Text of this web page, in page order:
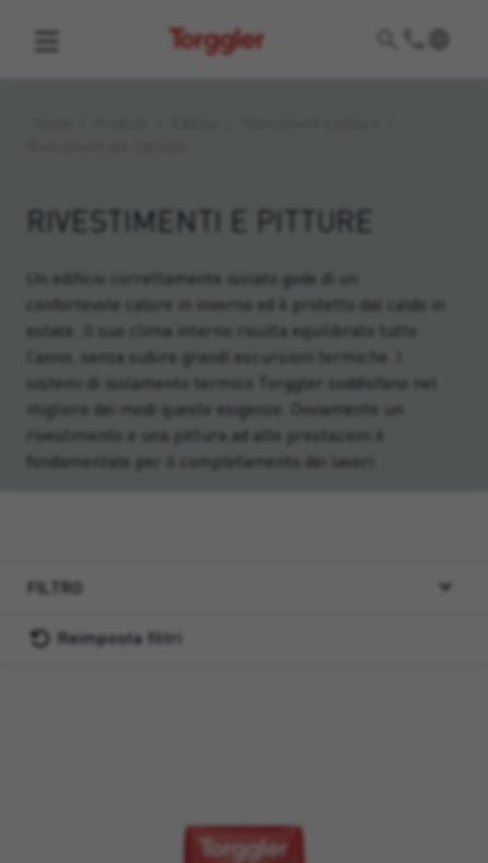
Torggler
RIVESTIMENTI E PITTURE
Un edificio correttamente isolato gode di un
confortevole calore in inverno ed è protetto dal caldo in
estate. Il suo clima interno risulta equilibrato tutto
l’anno, senza subire grandi escursioni termiche. I
sistemi di isolamento termico Torggler soddisfano nel
migliore dei modi queste esigenze. Ovviamente un
rivestimento e una pittura ad alte prestazioni è
fondamentale per il completamento dei lavori.
FILTRO
Reimposta filtri